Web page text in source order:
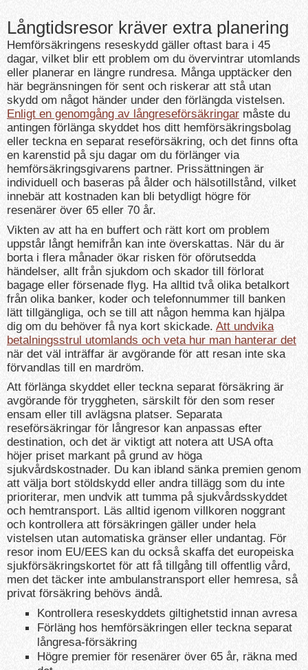
Långtidsresor kräver extra planering
Hemförsäkringens reseskydd gäller oftast bara i 45
dagar, vilket blir ett problem om du övervintrar utomlands
eller planerar en längre rundresa. Många upptäcker den
här begränsningen för sent och riskerar att stå utan
skydd om något händer under den förlängda vistelsen.
Enligt en genomgång av långreseförsäkringar måste du
antingen förlänga skyddet hos ditt hemförsäkringsbolag
eller teckna en separat reseförsäkring, och det finns ofta
en karenstid på sju dagar om du förlänger via
hemförsäkringsgivarens partner. Prissättningen är
individuell och baseras på ålder och hälsotillstånd, vilket
innebär att kostnaden kan bli betydligt högre för
resenärer över 65 eller 70 år.
Vikten av att ha en buffert och rätt kort om problem
uppstår långt hemifrån kan inte överskattas. När du är
borta i flera månader ökar risken för oförutsedda
händelser, allt från sjukdom och skador till förlorat
bagage eller försenade flyg. Ha alltid två olika betalkort
från olika banker, koder och telefonnummer till banken
lätt tillgängliga, och se till att någon hemma kan hjälpa
dig om du behöver få nya kort skickade. Att undvika
betalningsstrul utomlands och veta hur man hanterar det
när det väl inträffar är avgörande för att resan inte ska
förvandlas till en mardröm.
Att förlänga skyddet eller teckna separat försäkring är
avgörande för tryggheten, särskilt för den som reser
ensam eller till avlägsna platser. Separata
reseförsäkringar för långresor kan anpassas efter
destination, och det är viktigt att notera att USA ofta
höjer priset markant på grund av höga
sjukvårdskostnader. Du kan ibland sänka premien genom
att välja bort stöldskydd eller andra tillägg som du inte
prioriterar, men undvik att tumma på sjukvårdsskyddet
och hemtransport. Läs alltid igenom villkoren noggrant
och kontrollera att försäkringen gäller under hela
vistelsen utan automatiska gränser eller undantag. För
resor inom EU/EES kan du också skaffa det europeiska
sjukförsäkringskortet för att få tillgång till offentlig vård,
men det täcker inte ambulanstransport eller hemresa, så
privat försäkring behövs ändå.
Kontrollera reseskyddets giltighetstid innan avresa
Förläng hos hemförsäkringen eller teckna separat
långresa-försäkring
Högre premier för resenärer över 65 år, räkna med